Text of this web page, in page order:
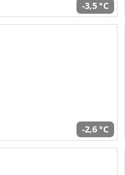
-3,5 °C
-2,6 °C